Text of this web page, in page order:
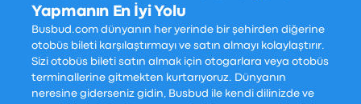
Yapmanın En İyi Yolu
Busbud.com dünyanın her yerinde bir şehirden diğerine
otobüs bileti karşılaştırmayı ve satın almayı kolaylaştırır.
Sizi otobüs bileti satın almak için otogarlara veya otobüs
terminallerine gitmekten kurtarıyoruz. Dünyanın
neresine giderseniz gidin, Busbud ile kendi dilinizde ve